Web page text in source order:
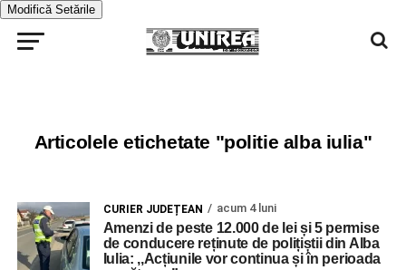
Modifică Setările
Articolele etichetate "politie alba iulia"
CURIER JUDEȚEAN acum 4 luni
Amenzi de peste 12.000 de lei și 5 permise
de conducere reținute de polițiștii din Alba
Iulia: ,,Acțiunile vor continua și în perioada